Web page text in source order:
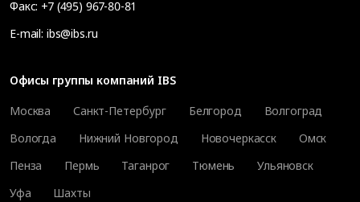
Факс: +7 (495) 967-80-81
E-mail: ibs@ibs.ru
Офисы группы компаний IBS
Москва
Санкт-Петербург Белгород
Волгоград
Вологда
Нижний Новгород Новочеркасск
Омск
Пенза
Пермь Таганрог Тюмень
Ульяновск
Уфа
Шахты